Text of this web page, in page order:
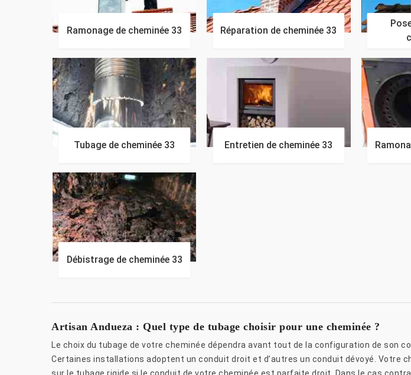
Ramonage de cheminée 33 Réparation de cheminée 33
Tubage de cheminée 33 Entretien de cheminée 33
Débistrage de cheminée 33
Artisan Andueza : Quel type de tubage choisir pour une cheminée ?
Le choix du tubage de votre cheminée dépendra avant tout de la configuration de son
Certaines installations adoptent un conduit droit et d’autres un conduit dévoyé. Votre